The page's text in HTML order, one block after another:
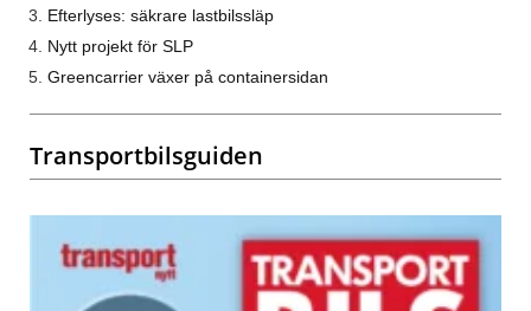
Efterlyses: säkrare lastbilssläp
Nytt projekt för SLP
Greencarrier växer på containersidan
Transportbilsguiden